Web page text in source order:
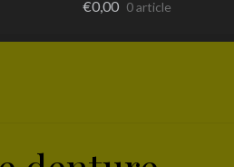
€0,00 0 article